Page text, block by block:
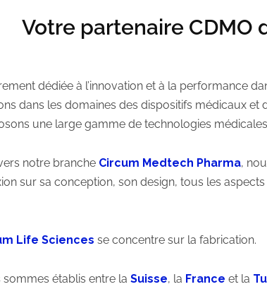
Votre partenaire CDMO
dédiée à l’innovation et à la performance
dans les domaines des dispositifs médicaux et
une large gamme de technologies
notre branche Circum Medtech Pharma,
sur sa conception, son design, tous les
Life Sciences se concentre sur la fabrication.
sommes établis entre la Suisse, la France et la